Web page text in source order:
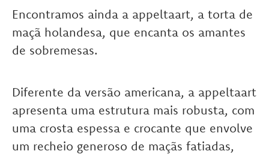
Encontramos ainda a appeltaart, a torta de
maçã holandesa, que encanta os amantes
de sobremesas.
Diferente da versão americana, a appeltaart
apresenta uma estrutura mais robusta, com
uma crosta espessa e crocante que envolve
um recheio generoso de maçãs fatiadas,